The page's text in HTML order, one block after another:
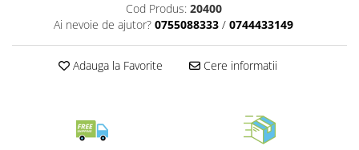
Plusuri si papusi
Cod Produs: 20400
Ai nevoie de ajutor? 0755088333 / 0744433149
Adauga la Favorite Cere informatii